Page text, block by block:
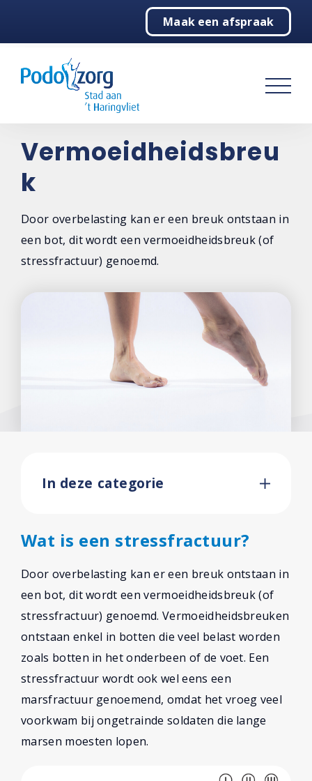
Maak een afspraak
Podologie
Behandelingen
Over ons
Contact
Vermoeidheidsbreu
k
Door overbelasting kan er een breuk ontstaan in
een bot, dit wordt een vermoeidheidsbreuk (of
stressfractuur) genoemd.
In deze categorie
Wat is een stressfractuur?
Door overbelasting kan er een breuk ontstaan in
een bot, dit wordt een vermoeidheidsbreuk (of
stressfractuur) genoemd. Vermoeidheidsbreuken
ontstaan enkel in botten die veel belast worden
zoals botten in het onderbeen of de voet. Een
stressfractuur wordt ook wel eens een
marsfractuur genoemend, omdat het vroeg veel
voorkwam bij ongetrainde soldaten die lange
marsen moesten lopen.